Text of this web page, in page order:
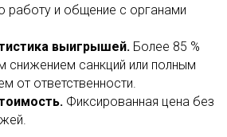
и общение с органами
выигрышей. Более 85 %
снижением санкций или полным
от ответственности.
Фиксированная цена без